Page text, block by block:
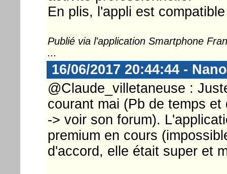
En plis, l'appli est
Publié via l'application Smartphone
...
16/06/2017 20:44:44 -
@Claude_villetaneuse :
courant mai (Pb de temps
-> voir son forum).
premium en cours
d'accord, elle était super et